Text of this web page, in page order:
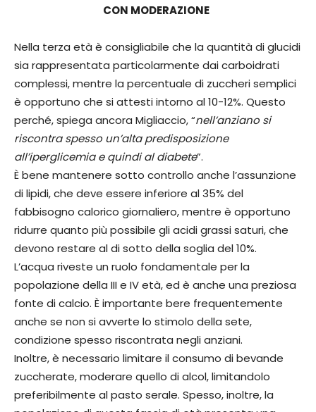
CON MODERAZIONE
Nella terza età è consigliabile che la quantità di glucidi
sia rappresentata particolarmente dai carboidrati
complessi, mentre la percentuale di zuccheri semplici
è opportuno che si attesti intorno al 10-12%. Questo
perché, spiega ancora Migliaccio, “nell’anziano si
riscontra spesso un’alta predisposizione
all’iperglicemia e quindi al diabete”.
È bene mantenere sotto controllo anche l’assunzione
di lipidi, che deve essere inferiore al 35% del
fabbisogno calorico giornaliero, mentre è opportuno
ridurre quanto più possibile gli acidi grassi saturi, che
devono restare al di sotto della soglia del 10%.
L’acqua riveste un ruolo fondamentale per la
popolazione della III e IV età, ed è anche una preziosa
fonte di calcio. È importante bere frequentemente
anche se non si avverte lo stimolo della sete,
condizione spesso riscontrata negli anziani.
Inoltre, è necessario limitare il consumo di bevande
zuccherate, moderare quello di alcol, limitandolo
preferibilmente al pasto serale. Spesso, inoltre, la